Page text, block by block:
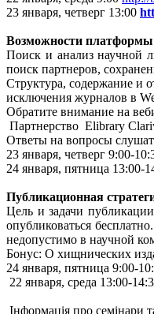
23 января, четверг 13:00
Возможности платформы
Поиск и анализ научной
поиск партнеров,
Структура, содержание и
исключения журналов в
Обратите внимание на
Партнерство Elibrary
Ответы на вопросы
23 января, четверг 9:00-10
24 января, пятница 13:00-
Публикационная
Цель и задачи
опубликоваться
недопустимо в научной
Бонус: О хищнических
24 января, пятница 9:00-10
22 января, среда 13:00-14
Інформація про семінари